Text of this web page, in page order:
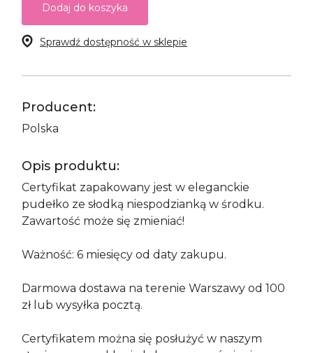
Dodaj do koszyka
Sprawdź dostępność w sklepie
Producent:
Polska
Opis produktu:
Certyfikat zapakowany jest w eleganckie
pudełko ze słodką niespodzianką w środku.
Zawartość może się zmieniać!
Ważność: 6 miesięcy od daty zakupu.
Darmowa dostawa na terenie Warszawy od 100
zł lub wysyłka pocztą.
Certyfikatem można się posłużyć w naszym